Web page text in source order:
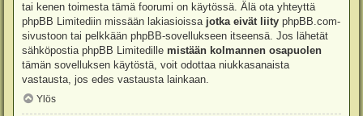
tai kenen toimesta tämä foorumi on käytössä. Älä ota yhteyttä
phpBB Limitediin missään lakiasioissa jotka eivät liity phpBB.com-
sivustoon tai pelkkään phpBB-sovellukseen itseensä. Jos lähetät
sähköpostia phpBB Limitedille mistään kolmannen osapuolen
tämän sovelluksen käytöstä, voit odottaa niukkasanaista
vastausta, jos edes vastausta lainkaan.
Ylös